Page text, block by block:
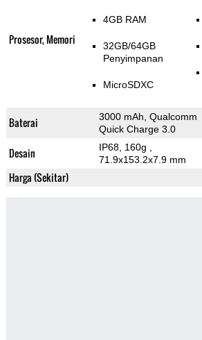
Prosesor, Memori
4GB RAM
32GB/64GB
Penyimpanan
MicroSDXC
Baterai
3000 mAh, Qualcomm
Quick Charge 3.0
Desain IP68, 160g
71.9x153.2x7.9 mm
Harga (Sekitar)